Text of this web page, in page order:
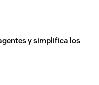
y simplifica los